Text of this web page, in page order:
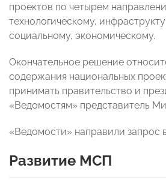
проектов по четырем
технологическому,
социальному, экономическому.
Окончательное решение
содержания национальных
принимать правительство и
«Ведомостям» представитель
«Ведомости» направили запрос
Развитие МСП